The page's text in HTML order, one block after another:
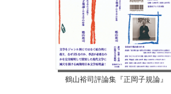
鶴山裕司評論集『正岡子規論』